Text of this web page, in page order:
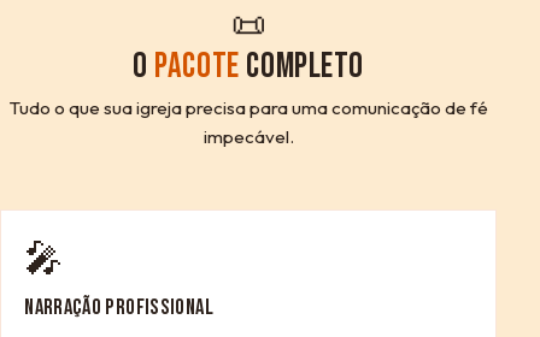
📜
O PACOTE COMPLETO
Tudo o que sua igreja precisa para uma comunicação de fé
impecável.
🎤
NARRAÇÃO PROFISSIONAL